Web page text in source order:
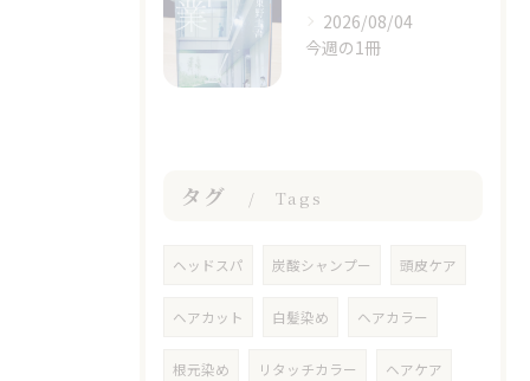
2026/08/04
今週の1冊
タグ Tags
ヘッドスパ 炭酸シャンプー 頭皮ケア
ヘアカット 白髪染め ヘアカラー
根元染め リタッチカラー ヘアケア